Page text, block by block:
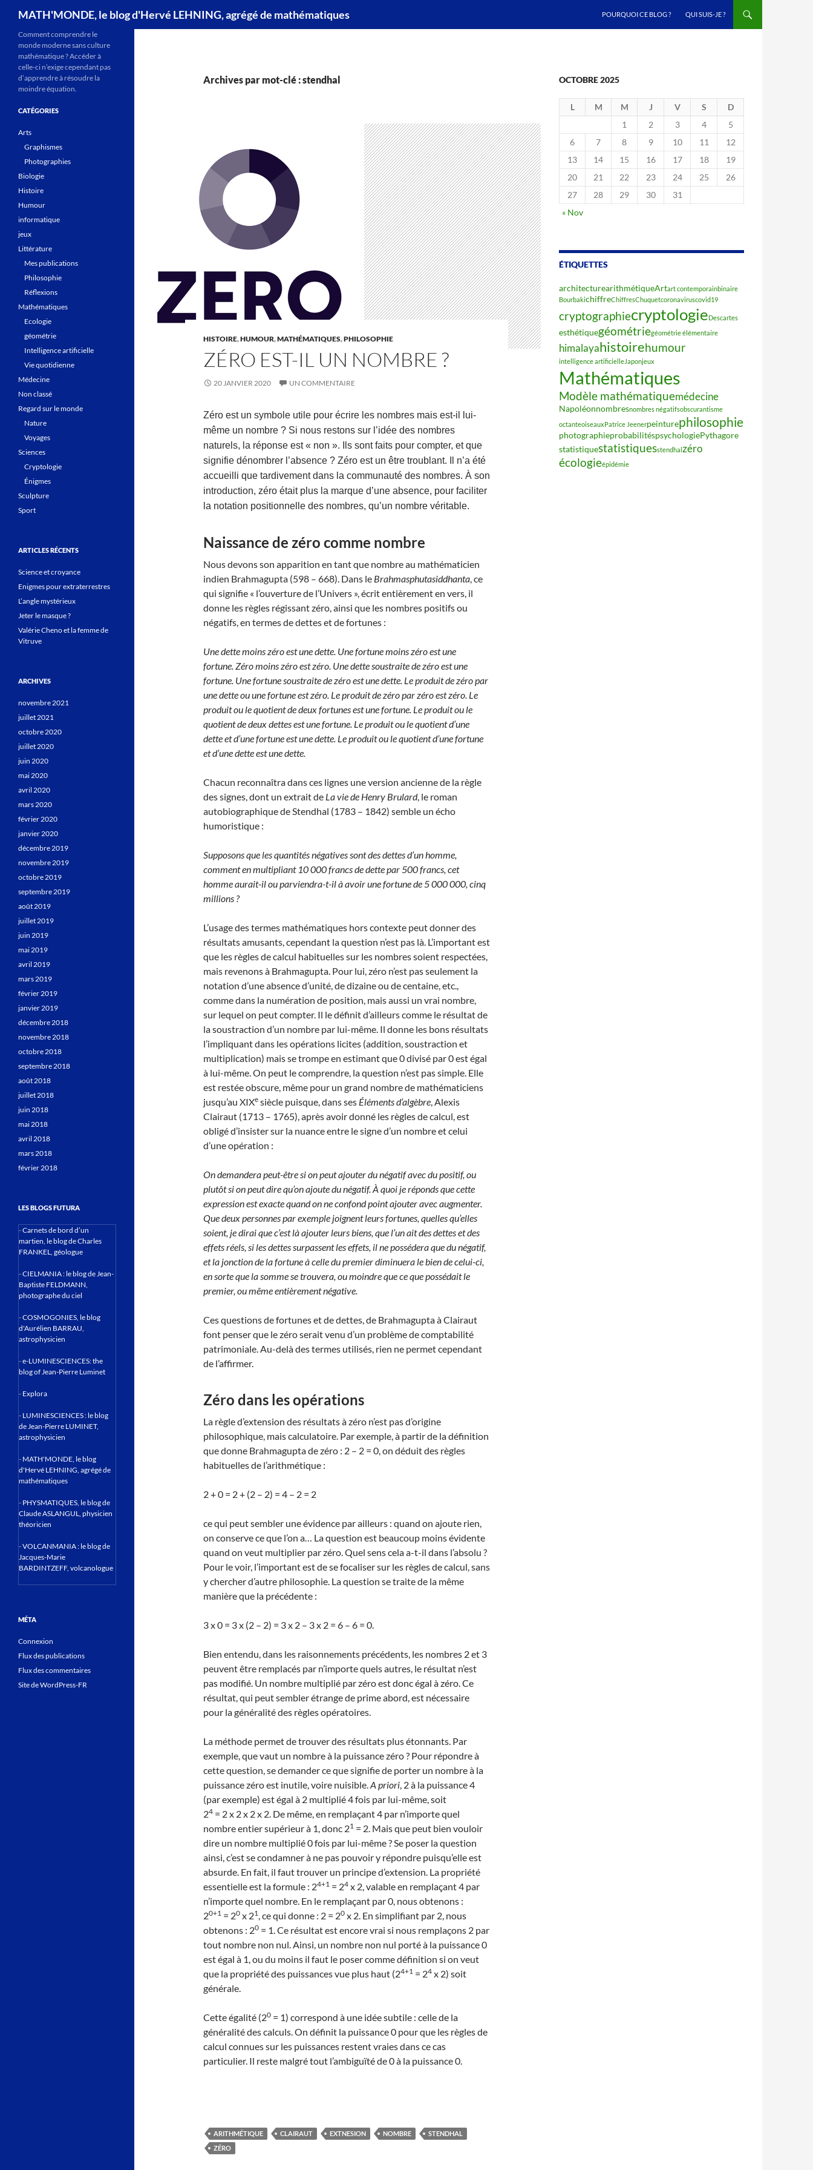
MATH'MONDE, le blog d'Hervé LEHNING, agrégé de mathématiques
POURQUOI CE BLOG ?
QUI SUIS-JE ?
Archives par mot-clé : stendhal
HISTOIRE,HUMOUR,MATHÉMATIQUES,PHILOSOPHIE
ZÉRO EST-IL UN NOMBRE ?
20 JANVIER 2020 UN COMMENTAIRE
Zéro est un symbole utile pour écrire les nombres mais est-il lui-
même un nombre ? Si nous restons sur l’idée des nombres
naturels, la réponse est « non ». Ils sont faits pour compter, et que
signifie dénombrer l’absence ? Zéro est un être troublant. Il n’a été
accueilli que tardivement dans la communauté des nombres. À son
introduction, zéro était plus la marque d’une absence, pour faciliter
la notation positionnelle des nombres, qu’un nombre véritable.
Naissance de zéro comme nombre
Nous devons son apparition en tant que nombre au mathématicien
indien Brahmagupta (598 – 668). Dans le Brahmasphutasiddhanta, ce
qui signifie « l’ouverture de l’Univers », écrit entièrement en vers, il
donne les règles régissant zéro, ainsi que les nombres positifs ou
négatifs, en termes de dettes et de fortunes :
Une dette moins zéro est une dette. Une fortune moins zéro est une
fortune.Zéro moins zéro est zéro. Une dette soustraite de zéro est une
fortune. Une fortune soustraite de zéro est une dette. Le produit de zéro par
une dette ou une fortune est zéro. Le produit de zéro par zéro est zéro. Le
produit ou le quotient de deux fortunes est une fortune. Le produit ou le
quotient de deux dettes est une fortune. Le produit ou le quotient d’une
dette et d’une fortune est une dette. Le produit ou le quotient d’une fortune
et d’une dette est une dette.
Chacun reconnaîtra dans ces lignes une version ancienne de la règle
des signes, dont un extrait de La vie de Henry Brulard, le roman
autobiographique de Stendhal (1783 – 1842) semble un écho
humoristique :
Supposons que les quantités négatives sont des dettes d’un homme,
comment en multipliant 10 000 francs de dette par 500 francs, cet
homme aurait-il ou parviendra-t-il à avoir une fortune de 5 000 000, cinq
millions ?
L’usage des termes mathématiques hors contexte peut donner des
résultats amusants, cependant la question n’est pas là. L’important est
que les règles de calcul habituelles sur les nombres soient respectées,
mais revenons à Brahmagupta. Pour lui, zéro n’est pas seulement la
notation d’une absence d’unité, de dizaine ou de centaine, etc.,
comme dans la numération de position, mais aussi un vrai nombre,
sur lequel on peut compter. Il le définit d’ailleurs comme le résultat de
la soustraction d’un nombre par lui-même. Il donne les bons résultats
l’impliquant dans les opérations licites (addition, soustraction et
multiplication) mais se trompe en estimant que 0 divisé par 0 est égal
à lui-même. On peut le comprendre, la question n’est pas simple. Elle
est restée obscure, même pour un grand nombre de mathématiciens
jusqu’au XIXe siècle puisque, dans ses Éléments d’algèbre, Alexis
Clairaut (1713 – 1765), après avoir donné les règles de calcul, est
obligé d’insister sur la nuance entre le signe d’un nombre et celui
d’une opération :
On demandera peut-être si on peut ajouter du négatif avec du positif, ou
plutôt si on peut dire qu’on ajoute du négatif. À quoi je réponds que cette
expression est exacte quand on ne confond point ajouter avec augmenter.
Que deux personnes par exemple joignent leurs fortunes, quelles qu’elles
soient, je dirai que c’est là ajouter leurs biens, que l’un ait des dettes et des
effets réels, si les dettes surpassent les effets, il ne possédera que du négatif,
et la jonction de la fortune à celle du premier diminuera le bien de celui-ci,
en sorte que la somme se trouvera, ou moindre que ce que possédait le
premier, ou même entièrement négative.
Ces questions de fortunes et de dettes, de Brahmagupta à Clairaut
font penser que le zéro serait venu d’un problème de comptabilité
patrimoniale. Au-delà des termes utilisés, rien ne permet cependant
de l’affirmer.
Zéro dans les opérations
La règle d’extension des résultats à zéro n’est pas d’origine
philosophique, mais calculatoire. Par exemple, à partir de la définition
que donne Brahmagupta de zéro : 2 – 2 = 0, on déduit des règles
habituelles de l’arithmétique :
2 + 0 = 2 + (2 – 2) = 4 – 2 = 2
ce qui peut sembler une évidence par ailleurs : quand on ajoute rien,
on conserve ce que l’on a… La question est beaucoup moins évidente
quand on veut multiplier par zéro. Quel sens cela a-t-il dans l’absolu ?
Pour le voir, l’important est de se focaliser sur les règles de calcul, sans
y chercher d’autre philosophie. La question se traite de la même
manière que la précédente :
3 x 0 = 3 x (2 – 2) = 3 x 2 – 3 x 2 = 6 – 6 = 0.
Bien entendu, dans les raisonnements précédents, les nombres 2 et 3
peuvent être remplacés par n’importe quels autres, le résultat n’est
pas modifié. Un nombre multiplié par zéro est donc égal à zéro. Ce
résultat, qui peut sembler étrange de prime abord, est nécessaire
pour la généralité des règles opératoires.
La méthode permet de trouver des résultats plus étonnants. Par
exemple, que vaut un nombre à la puissance zéro ? Pour répondre à
cette question, se demander ce que signifie de porter un nombre à la
puissance zéro est inutile, voire nuisible.A priori, 2 à la puissance 4
(par exemple) est égal à 2 multiplié 4 fois par lui-même, soit
24 = 2 x 2 x 2 x 2. De même, en remplaçant 4 par n’importe quel
nombre entier supérieur à 1, donc 21 = 2. Mais que peut bien vouloir
dire un nombre multiplié 0 fois par lui-même ? Se poser la question
ainsi, c’est se condamner à ne pas pouvoir y répondre puisqu’elle est
absurde. En fait, il faut trouver un principe d’extension. La propriété
essentielle est la formule : 24+1 = 24 x 2, valable en remplaçant 4 par
n’importe quel nombre. En le remplaçant par 0, nous obtenons :
20+1 = 20 x 21 , ce qui donne : 2 = 20 x 2. En simplifiant par 2, nous
obtenons : 20 = 1. Ce résultat est encore vrai si nous remplaçons 2 par
tout nombre non nul. Ainsi, un nombre non nul porté à la puissance 0
est égal à 1, ou du moins il faut le poser comme définition si on veut
que la propriété des puissances vue plus haut (24+1 = 24 x 2) soit
générale.
Cette égalité (20 = 1) correspond à une idée subtile : celle de la
généralité des calculs. On définit la puissance 0 pour que les règles de
calcul connues sur les puissances restent vraies dans ce cas
particulier. Il reste malgré tout l’ambiguïté de 0 à la puissance 0.
ARITHMÉTIQUE CLAIRAUT EXTNESION NOMBRE
STENDHAL
ZÉRO
OCTOBRE 2025
L M M J V S
D
1
2 3 4
5
6
7 8 9 10 11
12
13
14 15 16 17 18
19
20
21 22 23 24 25
26
27
28 29 30
31
« Nov
ÉTIQUETTES
architecturearithmétiqueArtart contemporainbinaire
BourbakichiffreChiffresChuquetcoronaviruscovid19
cryptographiecryptologieDescartes
esthétiquegéométriegéométrie élémentaire
himalayahistoirehumour
intelligence artificielleJaponjeux
Mathématiques
Modèle mathématiquemédecine
Napoléonnombresnombres négatifsobscurantisme
octanteoiseauxPatrice Jeenerpeinturephilosophie
photographieprobabilitéspsychologiePythagore
statistiquestatistiquesstendhalzéro
écologieépidémie
Comment comprendre le
monde moderne sans culture
mathématique ? Accéder à
celle-ci n’exige cependant pas
d’apprendre à résoudre la
moindre équation.
CATÉGORIES
Arts
Graphismes
Photographies
Biologie
Histoire
Humour
informatique
jeux
Littérature
Mes publications
Philosophie
Réflexions
Mathématiques
Ecologie
géométrie
Intelligence artificielle
Vie quotidienne
Médecine
Non classé
Regard sur le monde
Nature
Voyages
Sciences
Cryptologie
Énigmes
Sculpture
Sport
ARTICLES RÉCENTS
Science et croyance
Enigmes pour extraterrestres
L’angle mystérieux
Jeter le masque ?
Valérie Cheno et la femme de
Vitruve
ARCHIVES
novembre 2021
juillet 2021
octobre 2020
juillet 2020
juin 2020
mai 2020
avril 2020
mars 2020
février 2020
janvier 2020
décembre 2019
novembre 2019
octobre 2019
septembre 2019
août 2019
juillet 2019
juin 2019
mai 2019
avril 2019
mars 2019
février 2019
janvier 2019
décembre 2018
novembre 2018
octobre 2018
septembre 2018
août 2018
juillet 2018
juin 2018
mai 2018
avril 2018
mars 2018
février 2018
LES BLOGS FUTURA
-Carnets de bord d’un
martien, le blog de Charles
FRANKEL, géologue
-CIELMANIA : le blog de Jean-
Baptiste FELDMANN,
photographe du ciel
-COSMOGONIES, le blog
d'Aurélien BARRAU,
astrophysicien
-e-LUMINESCIENCES: the
blog of Jean-Pierre Luminet
- Explora
- LUMINESCIENCES : le blog
de Jean-Pierre LUMINET,
astrophysicien
- MATH'MONDE, le blog
d'Hervé LEHNING, agrégé de
mathématiques
- PHYSMATIQUES, le blog de
Claude ASLANGUL, physicien
théoricien
-VOLCANMANIA : le blog de
Jacques-Marie
BARDINTZEFF, volcanologue
MÉTA
Connexion
Flux des publications
Flux des commentaires
Site de WordPress-FR